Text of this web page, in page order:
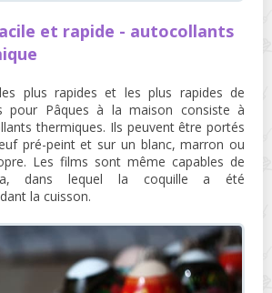
et rapide - autocollants
plus rapides et les plus rapides de
pour Pâques à la maison consiste à
thermiques. Ils peuvent être portés
pré-peint et sur un blanc, marron ou
Les films sont même capables de
dans lequel la coquille a été
la cuisson.